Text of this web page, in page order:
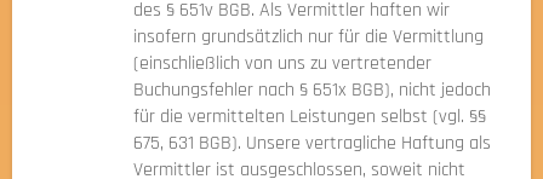
des § 651v BGB. Als Vermittler haften wir
insofern grundsätzlich nur für die Vermittlung
(einschließlich von uns zu vertretender
Buchungsfehler nach § 651x BGB), nicht jedoch
für die vermittelten Leistungen selbst (vgl. §§
675, 631 BGB). Unsere vertragliche Haftung als
Vermittler ist ausgeschlossen, soweit nicht